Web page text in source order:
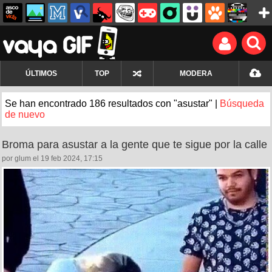
ÚLTIMOS TOP MODERA
Se han encontrado 186 resultados con "asustar" |
Búsqueda
de nuevo
Broma para asustar a la gente que te sigue por la calle
por glum el 19 feb 2024, 17:15